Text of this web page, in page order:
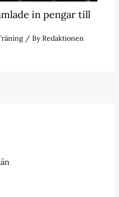
in pengar till
/ ByRedaktionen